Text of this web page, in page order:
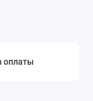
оплаты